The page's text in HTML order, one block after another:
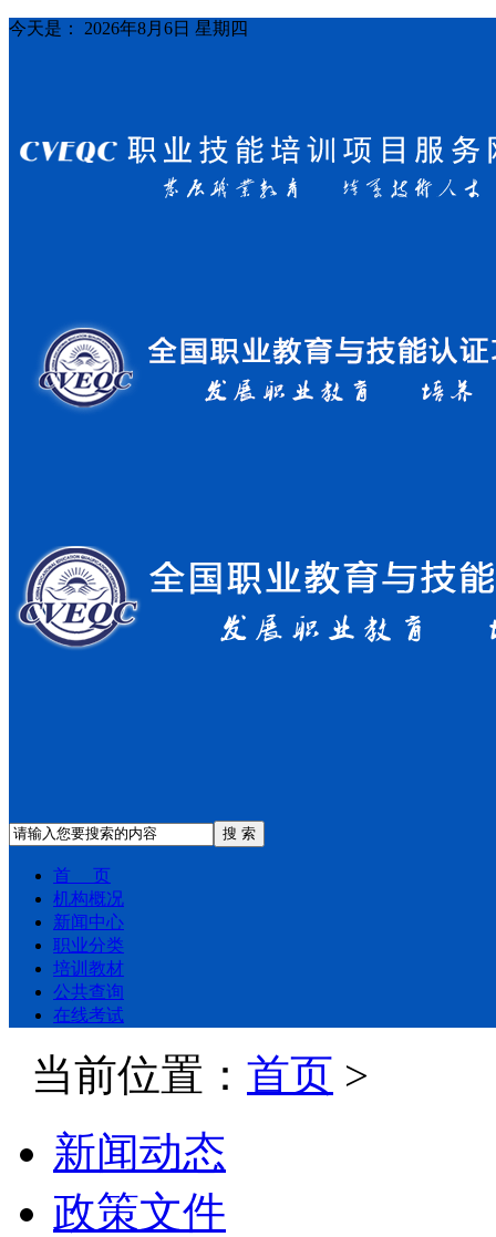
今天是： 2026年8月6日 星期四
搜 索
首 页
机构概况
新闻中心
职业分类
培训教材
公共查询
在线考试
当前位置： 首页 >
新闻动态
政策文件